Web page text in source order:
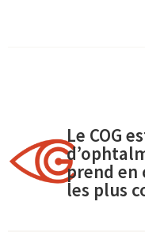
Le COG
prend en
les plus